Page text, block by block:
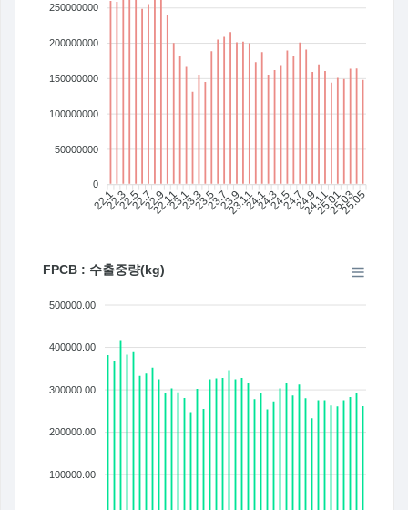
250000000
200000000
150000000
100000000
50000000
0
22.122.322.522.722.9
22.1123.123.323.523.723.9
23.1124.124.324.524.724.9
24.11
25.01
25.03
25.05
FPCB : 수출중량(kg)
500000.00
400000.00
300000.00
200000.00
100000.00